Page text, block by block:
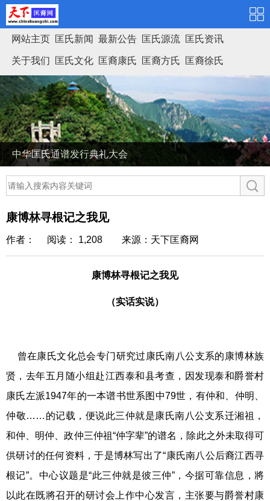
网站主页 匡氏新闻 最新公告 匡氏源流 匡氏资讯
关于我们 匡氏文化 匡裔康氏 匡裔方氏 匡裔徐氏
匡氏家谱
中华匡氏通谱发行典礼大会
康博林寻根记之我见
作者： 阅读： 1,208 来源：天下匡裔网
康博林寻根记之我见
（实话实说）
曾在康氏文化总会专门研究过康氏南八公支系的康博林族
贤，去年五月随小组赴江西泰和县考查，因发现泰和爵誉村
康氏左派1947年的一本谱书世系图中79世，有仲和、仲明、
仲敬……的记载，便说此三仲就是康氏南八公支系迁湘祖，
和仲、明仲、政仲三仲祖“仲字辈”的谱名，除此之外未取得可
供研讨的任何资料，于是博林写出了“康氏南八公后裔江西寻
根记”。中心议题是“此三仲就是彼三仲”，今据可靠信息，將
以此在既將召开的研讨会上作中心发言，主张要与爵誉村康